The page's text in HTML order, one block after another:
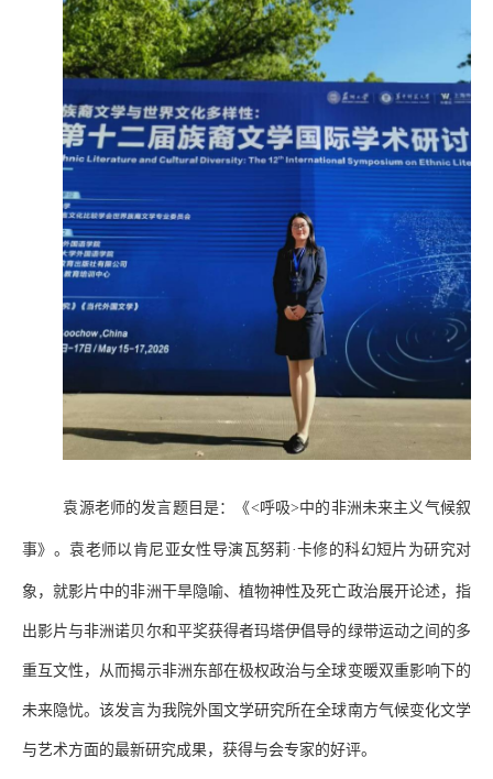
袁源老师的发言题目是：《<呼吸>中的非洲未来主义气候叙
事》。袁老师以肯尼亚女性导演 瓦努莉 ·卡修的科幻短片为研究对
象，就影片中的非洲干旱隐喻、植物神性及死亡政治展开论述，指
出影片与非洲诺贝尔和平奖获得者玛塔伊倡导的绿带运动之间的多
重互文性，从而揭示非洲东部在极权政治与全球变暖双重影响下的
未来隐忧。该发言为我院外国文学研究所在全球南方气候变化文学
与艺术方面的最新研究成果，获得与会专家的好评。